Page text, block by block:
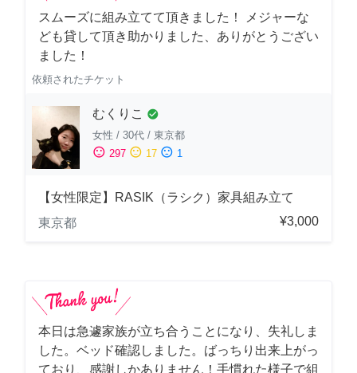
スムーズに組み立てて頂きました！ メジャーな
ども貸して頂き助かりました、ありがとうござい
ました！
依頼されたチケット
むくりこ check_circle
女性 / 30代 / 東京都
sentiment_satisfied 297 sentiment_neutral 17 sentiment_dissatisfied 1
【女性限定】RASIK（ラシク）家具組み立て
東京都
¥3,000
本日は急遽家族が立ち合うことになり、失礼しま
した。ベッド確認しました。ばっちり出来上がっ
ており、感謝しかありません！手慣れた様子で組